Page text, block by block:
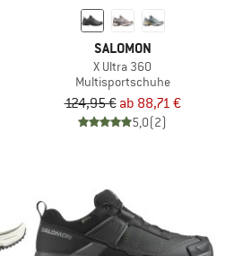
SALOMON
X Ultra 360
Multisportschuhe
124,95 € ab 88,71 €
5,0(2)